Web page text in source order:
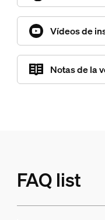
Vídeos de
Notas de la
FAQ list